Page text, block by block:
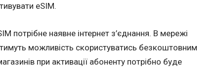
eSIM.
потрібне наявне інтернет з’єднання. В мережі
можливість скористуватись безкоштовним
при активації абоненту потрібно буде